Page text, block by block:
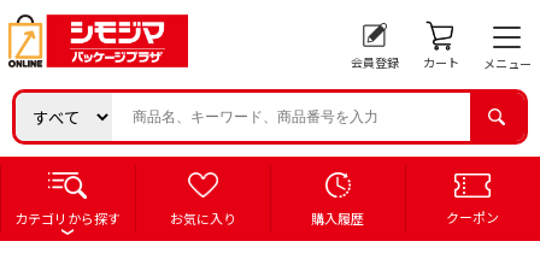
会員登録 カート メニュー
カテゴリから探す お気に入り 購入履歴 クーポン